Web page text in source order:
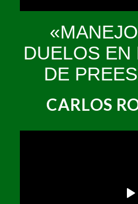
DUELOS EN
DE
CARLOS